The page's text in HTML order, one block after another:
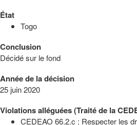
État
Togo
Conclusion
Décidé sur le fond
Année de la décision
25 juin 2020
Violations alléguées (Traité de la
CEDEAO 66.2.c : Respecter les